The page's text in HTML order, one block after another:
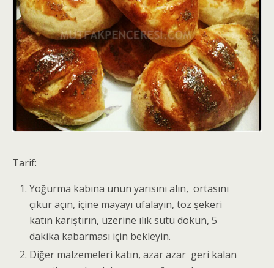
Tarif:
Yoğurma kabına unun yarısını alın, ortasını
çıkur açın, içine mayayı ufalayın, toz şekeri
katın karıştırın, üzerine ılık sütü dökün, 5
dakika kabarması için bekleyin.
Diğer malzemeleri katın, azar azar geri kalan